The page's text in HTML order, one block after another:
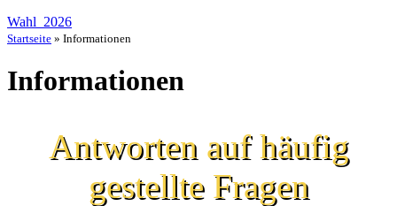
Wahl_2026
Startseite » Informationen
Informationen
Antworten auf häufig
gestellte Fragen